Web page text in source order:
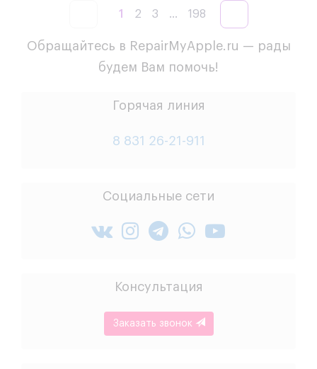
1 2 3 ... 198
Обращайтесь в RepairMyApple.ru — рады
будем Вам помочь!
Горячая линия
8 831 26-21-911
Социальные сети
Консультация
Заказать звонок